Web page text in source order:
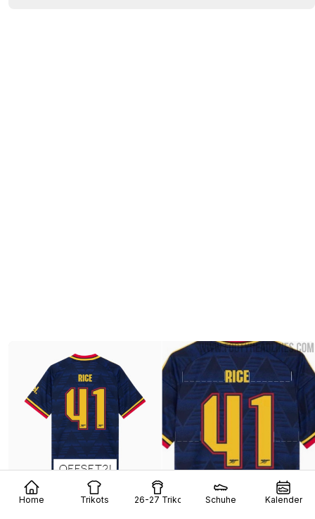
Home Trikots 26-27 Trikots Schuhe Kalender